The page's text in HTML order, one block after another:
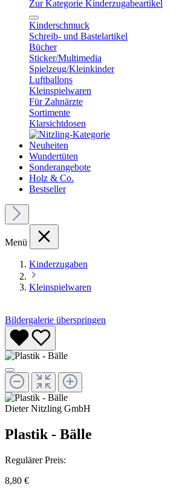
Zur Kategorie Kinderzugabeartikel
Kinderschmuck
Schreib- und Bastelartikel
Bücher
Sticker/Multimedia
Spielzeug/Kleinkinder
Luftballons
Kleinspielwaren
Für Zahnärzte
Sortimente
Klarsichtdosen
Neuheiten
Wundertüten
Sonderangebote
Holz & Co.
Bestseller
Menü
Kinderzugaben
Kleinspielwaren
Bildergalerie überspringen
Dieter Nitzling GmbH
Plastik - Bälle
Regulärer Preis:
8,80 €